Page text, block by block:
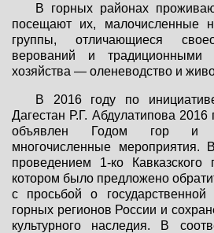
В горных районах
посещают их, малочисленные
группы, отличающиеся
верований и традиционными
хозяйства — оленеводство и
В 2016 году по
Дагестан Р.Г. Абдулатипова
объявлен Годом гор и
многочисленные мероприятия.
проведением 1-ко Кавказского
котором было предложено
с просьбой о государственной
горных регионов России и
культурного наследия. В